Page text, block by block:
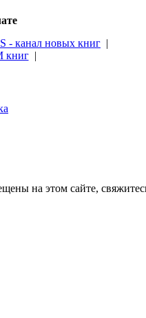
- канал новых книг |
книг|
на этом сайте,